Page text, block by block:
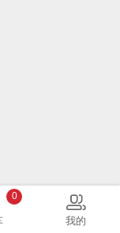
0
我的